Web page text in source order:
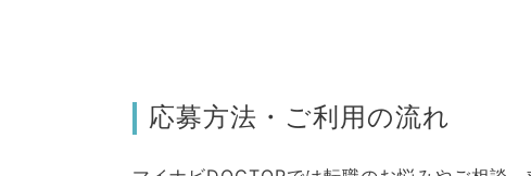
応募方法・ご利用の流れ